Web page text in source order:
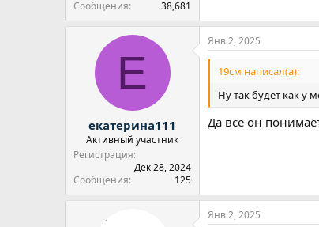
Сообщения
38,681
Е
екатерина111
Активный участник
Регистрация
Дек 28, 2024
Сообщения
125
Янв 2, 2025
19см написал(а):
Ну так будет как у
Да все он
Янв 2, 2025